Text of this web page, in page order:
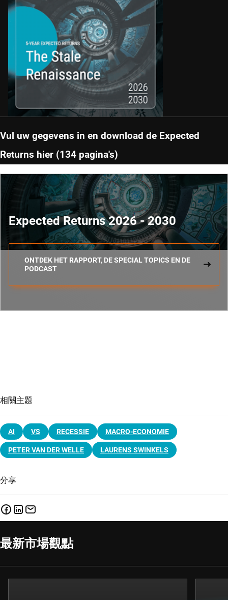
Vul uw gegevens in en download de Expected
Returns hier (134 pagina's)
Expected Returns 2026 - 2030
ONTDEK HET RAPPORT, DE SPECIAL TOPICS EN DE
PODCAST
相關主題
AI VS RECESSIE MACRO-ECONOMIE
PETER VAN DER WELLE LAURENS SWINKELS
分享
最新市場觀點